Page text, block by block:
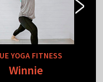
YOGA FITNESS
Winnie
Barbie